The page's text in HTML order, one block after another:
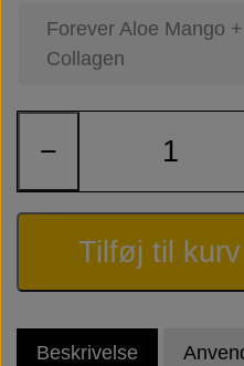
Forever Aloe Mango
Collagen
−
Tilføj til kurv
Beskrivelse